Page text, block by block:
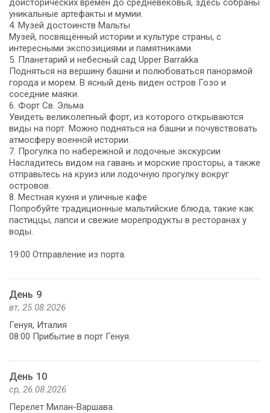
уникальные артефакты и мумии.
4. Музей достоинств Мальты
Музей, посвящённый истории и культуре страны, с
интересными экспозициями и памятниками.
5. Планетарий и небесный сад Upper Barrakka
Подняться на вершину башни и полюбоваться панорамой
города и морем. В ясный день виден остров Гозо и
соседние маяки.
6. Форт Св. Эльма
Увидеть великолепный форт, из которого открываются
виды на порт. Можно подняться на башни и почувствовать
атмосферу военной истории.
7. Прогулка по набережной и лодочные экскурсии
Насладитесь видом на гавань и морские просторы, а также
отправьтесь на круиз или лодочную прогулку вокруг
островов.
8. Местная кухня и уличные кафе
Попробуйте традиционные мальтийские блюда, такие как
пастиццы, лапси и свежие морепродукты в ресторанах у
воды.
19:00 Отправление из порта.
День 9
вт, 25.08.2026
Генуя, Италия
08:00 Прибытие в порт Генуя.
День 10
ср, 26.08.2026
Перелет Милан-Варшава.